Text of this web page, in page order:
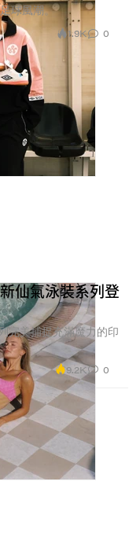
球風潮。
1.9K 0
仙氣泳裝系列登
完美捕捉充滿魔力的印
9.2K 0